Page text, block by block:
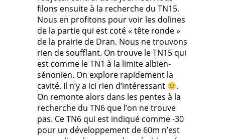
filons ensuite à la recherche du TN15.
Nous en profitons pour voir les dolines
de la partie qui est coté « tête ronde »
de la prairie de Dran. Nous ne trouvons
rien de soufflant. On trouve le TN15 qui
est comme le TN1 à la limite albien-
sénonien. On explore rapidement la
cavité. Il n’y a ici rien d’intéressant
.
On remonte alors dans les pentes à la
recherche du TN6 que l’on ne trouve
pas. Ce TN6 qui est indiqué comme -30
pour un développement de 60m n’est